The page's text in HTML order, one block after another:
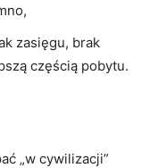
zasięgu, brak
częścią pobytu.
„w cywilizacji”